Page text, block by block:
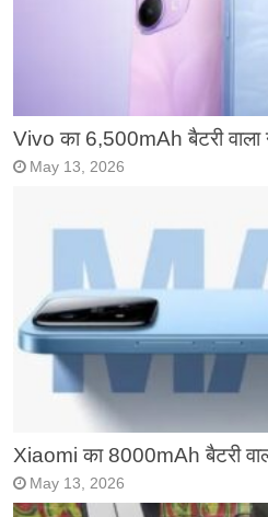
Vivo का 6,500mAh बैटरी वाला
May 13, 2026
Xiaomi का 8000mAh बैटरी
May 13, 2026